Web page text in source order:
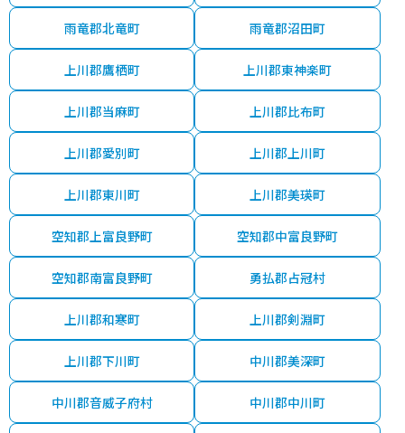
雨竜郡北竜町 雨竜郡沼田町
上川郡鷹栖町 上川郡東神楽町
上川郡当麻町 上川郡比布町
上川郡愛別町 上川郡上川町
上川郡東川町 上川郡美瑛町
空知郡上富良野町 空知郡中富良野町
空知郡南富良野町 勇払郡占冠村
上川郡和寒町 上川郡剣淵町
上川郡下川町 中川郡美深町
中川郡音威子府村 中川郡中川町